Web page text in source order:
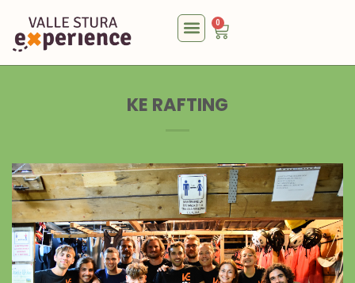
0
KE RAFTING